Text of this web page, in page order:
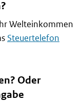
Welteinkommen
Steuertelefon
Oder